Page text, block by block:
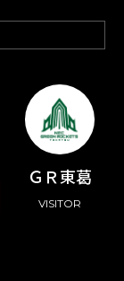
ＧＲ東葛
VISITOR